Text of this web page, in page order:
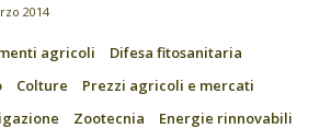
2014
agricoli
Difesa fitosanitaria
Colture
Prezzi agricoli e mercati
Zootecnia
Energie rinnovabili